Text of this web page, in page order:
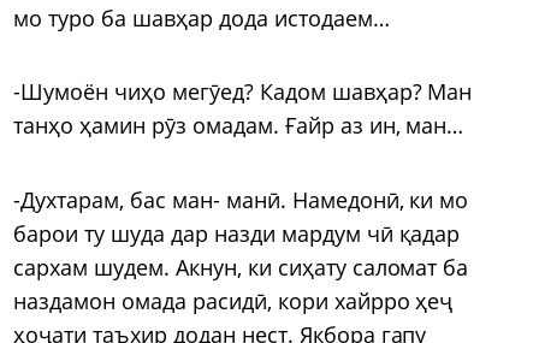
мо туро ба шавҳар дода истодаем…
-Шумоён чиҳо мегӯед? Кадом шавҳар? Ман
танҳо ҳамин рӯз омадам. Ғайр аз ин, ман…
-Духтарам, бас ман- манӣ. Намедонӣ, ки мо
барои ту шуда дар назди мардум чӣ қадар
сархам шудем. Акнун, ки сиҳату саломат ба
наздамон омада расидӣ, кори хайрро ҳеҷ
ҳоҷати таъхир додан нест. Якбора гапу